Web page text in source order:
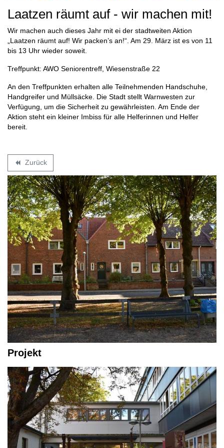
Laatzen räumt auf - wir machen mit!
Wir machen auch dieses Jahr mit ei der stadtweiten Aktion
„Laatzen räumt auf! Wir packen’s an!“. Am 29. März ist es von 11
bis 13 Uhr wieder soweit.
Treffpunkt: AWO Seniorentreff, Wiesenstraße 22
An den Treffpunkten erhalten alle Teilnehmenden Handschuhe,
Handgreifer und Müllsäcke. Die Stadt stellt Warnwesten zur
Verfügung, um die Sicherheit zu gewährleisten. Am Ende der
Aktion steht ein kleiner Imbiss für alle Helferinnen und Helfer
bereit.
backward Zurück
Projekt